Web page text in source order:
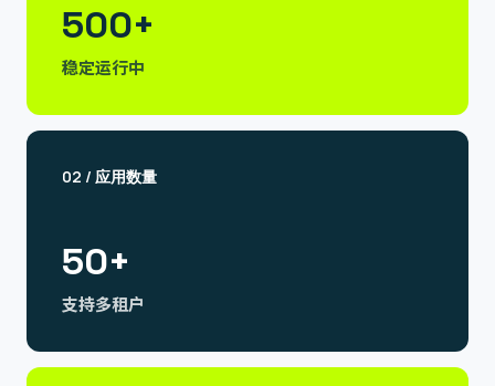
500+
稳定运行中
02 / 应用数量
50+
支持多租户